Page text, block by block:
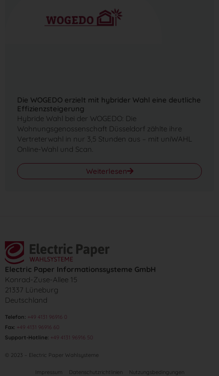
Die WOGEDO erzielt mit hybrider Wahl eine deutliche
Effizienzsteigerung
Hybride Wahl bei der WOGEDO: Die
Wohnungsgenossenschaft Düsseldorf zählte ihre
Vertreterwahl in nur 3,5 Stunden aus – mit uniWAHL
Online-Wahl und Scan.
Weiterlesen
Electric Paper Informationssysteme GmbH
Konrad-Zuse-Allee 15
21337 Lüneburg
Deutschland
Telefon: +49 4131 96916 0
Fax: +49 4131 96916 60
Support-Hotline: +49 4131 96916 50
© 2023 – Electric Paper Wahlsysteme
Impressum Datenschutzrichtlinien Nutzungsbedingungen